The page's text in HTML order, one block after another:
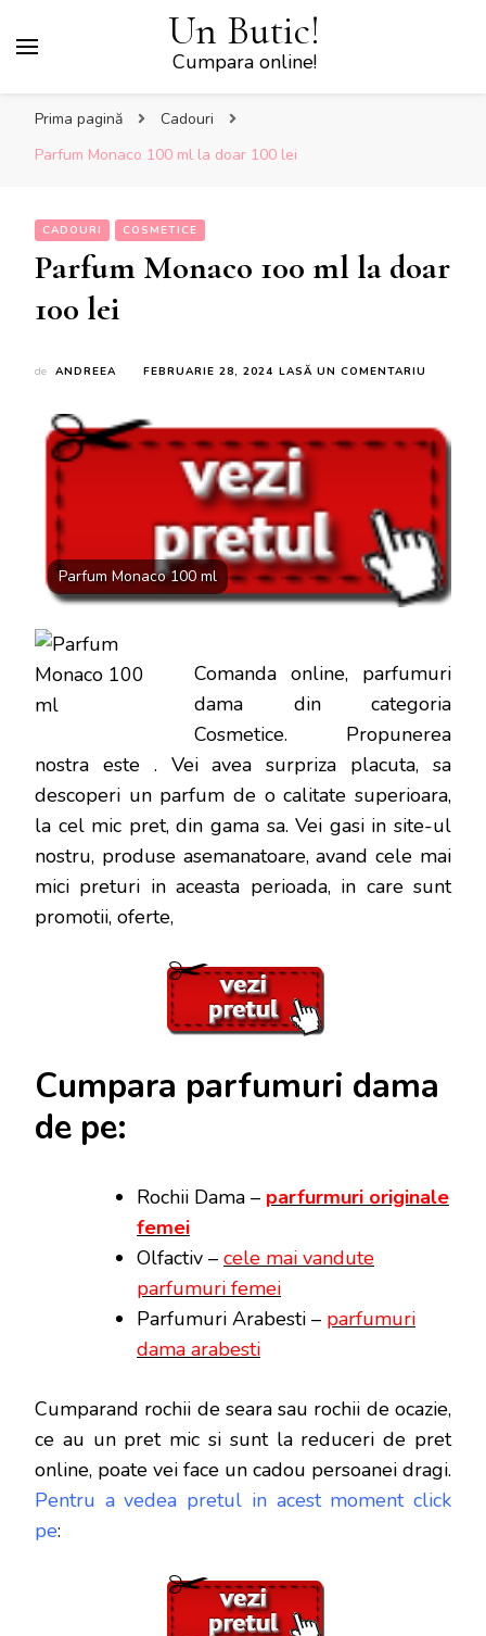
Un Butic!
Cumpara online!
Prima pagină
Cadouri
Parfum Monaco 100 ml la doar 100 lei
CADOURI COSMETICE
Parfum Monaco 100 ml la doar
100 lei
de ANDREEA FEBRUARIE 28, 2024 LASĂ UN COMENTARIU
100
ML
LA
DOAR
100
LEI
Parfum Monaco 100 ml
Comanda online, parfumuri
dama din categoria
Cosmetice. Propunerea
nostra este . Vei avea surpriza placuta, sa
descoperi un parfum de o calitate superioara,
la cel mic pret, din gama sa. Vei gasi in site-ul
nostru, produse asemanatoare, avand cele mai
mici preturi in aceasta perioada, in care sunt
promotii, oferte,
Cumpara parfumuri dama
de pe:
Rochii Dama – parfurmuri originale
femei
Olfactiv – cele mai vandute
parfumuri femei
Parfumuri Arabesti – parfumuri
dama arabesti
Cumparand rochii de seara sau rochii de ocazie,
ce au un pret mic si sunt la reduceri de pret
online, poate vei face un cadou persoanei dragi.
Pentru a vedea pretul in acest moment click
pe: